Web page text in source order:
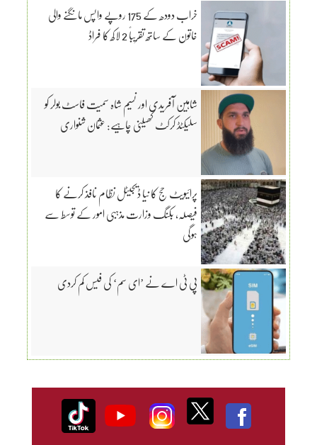
خراب دودھ کے 175 روپے واپس مانگنے والی
خاتون کے ساتھ تقریباً 2 لاکھ کا فراڈ
شاہین آفریدی اور نسیم شاہ سمیت فاسٹ بولر کو
سلیکٹڈ کرکٹ کھیلنی چاہیے: عثمان شنواری
پرائیویٹ حج کا نیا ڈیجیٹل نظام نافذ کرنے کا
فیصلہ، بکنگ وزارت مذہبی امور کے توسط سے
ہوگی
پی ٹی اے نے ’ای سم‘ کی فیس کم کردی